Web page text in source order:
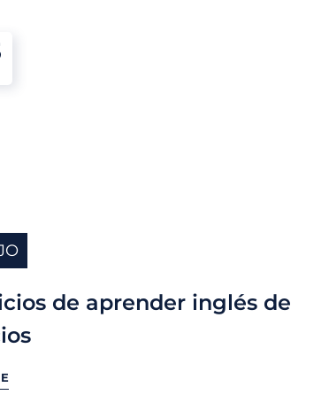
de aprender inglés de